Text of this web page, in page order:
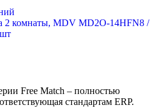
2 комнаты, MDV MD2O-14HFN8 /
Free Match – полностью
стандартам ERP.